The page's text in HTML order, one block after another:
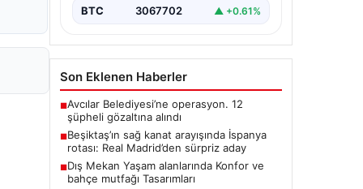
BTC 3067702 ▲ +0.61%
Son Eklenen Haberler
■Avcılar Belediyesi’ne operasyon. 12
şüpheli gözaltına alındı
■Beşiktaş’ın sağ kanat arayışında İspanya
rotası: Real Madrid’den sürpriz aday
■Dış Mekan Yaşam alanlarında Konfor ve
bahçe mutfağı Tasarımları